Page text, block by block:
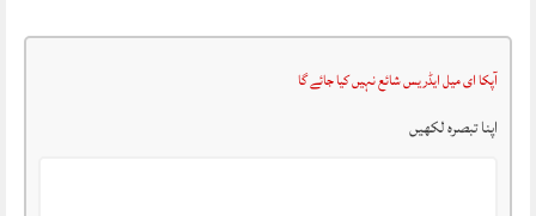
آپکا ای میل ایڈریس شائع نہیں کیا جائے گا
اپنا تبصرہ لکھیں